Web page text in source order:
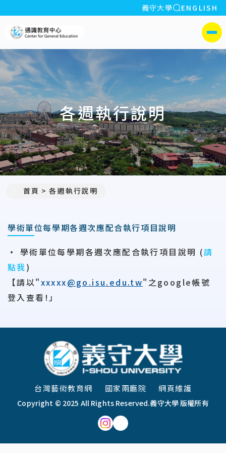
:::
義守大學 全站搜索
ENGLISH
側選單
各週執行說明
首頁 各週執行說明
學術單位每學期各週次應配合執行項目說明
• 學術單位每學期各週次應配合執行項目說明 (請
點我)
【請以"xxxxx@go.isu.edu.tw"之google帳號
登入查看!」
Copyright © 2025 All Rights Reserved.義守大學 版權所有
台灣藝術教育網 國家兩廳院 網頁維護